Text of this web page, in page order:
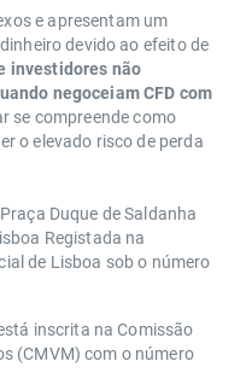
e apresentam um
devido ao efeito de
investidores não
negoceiam CFD com
se compreende como
o elevado risco de perda
Duque de Saldanha
Registada na
de Lisboa sob o número
inscrita na Comissão
(CMVM) com o número